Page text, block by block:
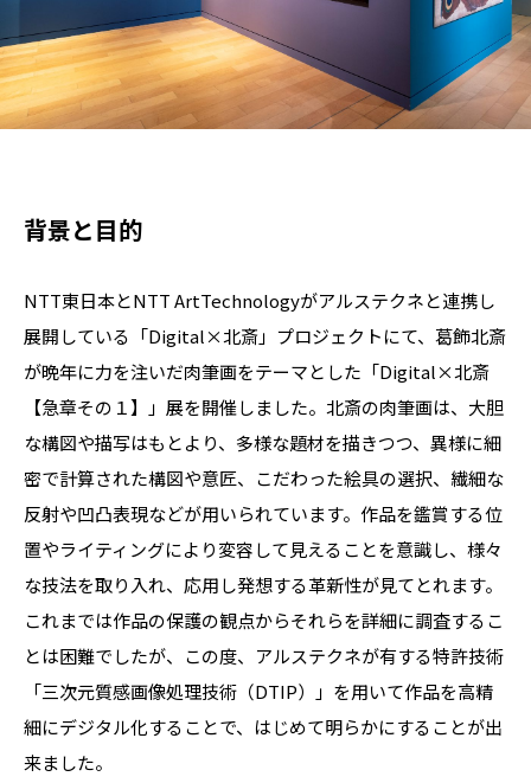
背景と目的
NTT東日本とNTT ArtTechnologyがアルステクネと連携し
展開している「Digital×北斎」プロジェクトにて、葛飾北斎
が晩年に力を注いだ肉筆画をテーマとした「Digital×北斎
【急章その１】」展を開催しました。北斎の肉筆画は、大胆
な構図や描写はもとより、多様な題材を描きつつ、異様に細
密で計算された構図や意匠、こだわった絵具の選択、繊細な
反射や凹凸表現などが用いられています。作品を鑑賞する位
置やライティングにより変容して見えることを意識し、様々
な技法を取り入れ、応用し発想する革新性が見てとれます。
これまでは作品の保護の観点からそれらを詳細に調査するこ
とは困難でしたが、この度、アルステクネが有する特許技術
「三次元質感画像処理技術（DTIP）」を用いて作品を高精
細にデジタル化することで、はじめて明らかにすることが出
来ました。